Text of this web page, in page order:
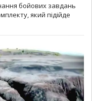
бойових завдань
який підійде